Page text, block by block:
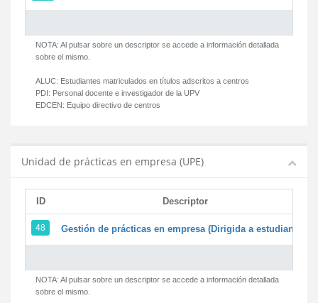
NOTA: Al pulsar sobre un descriptor se accede a información detallada
sobre el mismo.
ALUC: Estudiantes matriculados en títulos adscritos a centros
PDI: Personal docente e investigador de la UPV
EDCEN: Equipo directivo de centros
Unidad de prácticas en empresa (UPE)
ID Descriptor
48 Gestión de prácticas en empresa (Dirigida a estudiantes)
NOTA: Al pulsar sobre un descriptor se accede a información detallada
sobre el mismo.